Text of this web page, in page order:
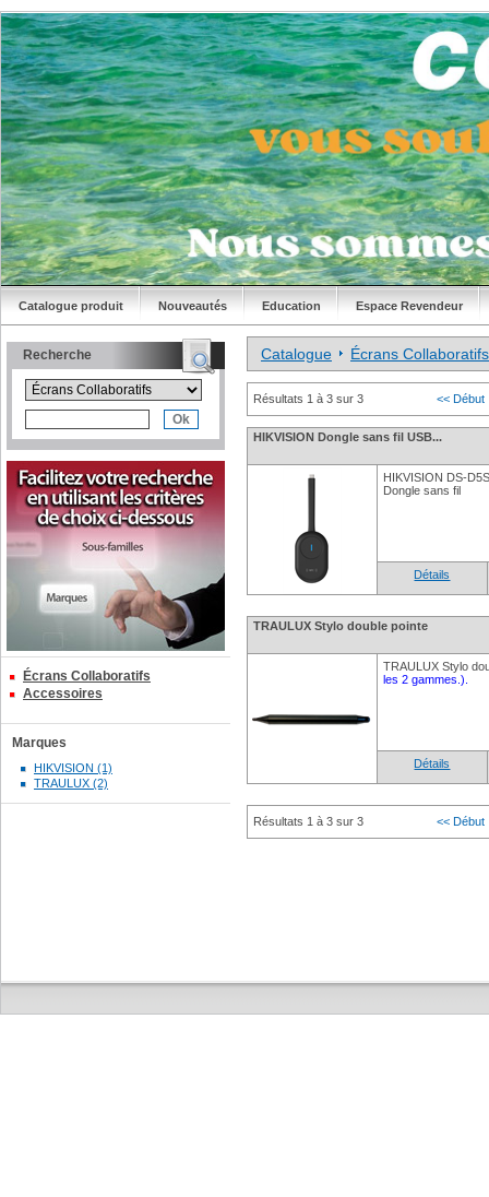
Catalogue produit Nouveautés Education Espace Revendeur
Recherche
Écrans Collaboratifs
Accessoires
Marques
HIKVISION (1)
TRAULUX (2)
Catalogue Écrans Collaboratifs
Résultats 1 à 3 sur 3 << Début
HIKVISION Dongle sans fil USB...
HIKVISION DS-
Dongle sans fil
Détails
TRAULUX Stylo double pointe
TRAULUX Stylo
les 2 gammes.).
Détails
Résultats 1 à 3 sur 3 << Début